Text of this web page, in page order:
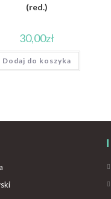
(red.)
30,00zł
Dodaj do koszyka